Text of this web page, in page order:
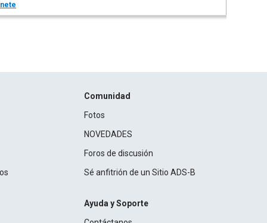
Comunidad
Fotos
NOVEDADES
Foros de discusión
Sé anfitrión de un Sitio ADS-B
Ayuda y Soporte